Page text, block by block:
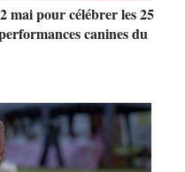
mai pour célébrer les 25
canines du